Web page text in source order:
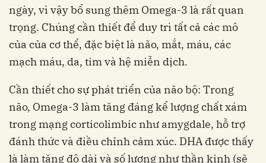
ngày, vì vậy bổ sung thêm Omega-3 là rất quan
trọng. Chúng cần thiết để duy trì tất cả các mô
của của cơ thể, đặc biệt là não, mắt, máu, các
mạch máu, da, tim và hệ miễn dịch.
Cần thiết cho sự phát triển của não bộ: Trong
não, Omega-3 làm tăng đáng kể lượng chất xám
trong mạng corticolimbic như amygdale, hỗ trợ
đánh thức và điều chỉnh cảm xúc. DHA được thấy
là làm tăng độ dài và số lượng như thần kinh (sẽ